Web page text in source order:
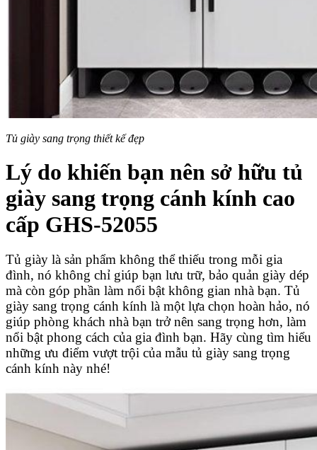
Tủ giày sang trọng thiết kế đẹp
Lý do khiến bạn nên sở hữu tủ
giày sang trọng cánh kính cao
cấp GHS-52055
Tủ giày là sản phẩm không thể thiếu trong mỗi gia
đình, nó không chỉ giúp bạn lưu trữ, bảo quản giày dép
mà còn góp phần làm nổi bật không gian nhà bạn. Tủ
giày sang trọng cánh kính là một lựa chọn hoàn hảo, nó
giúp phòng khách nhà bạn trở nên sang trọng hơn, làm
nổi bật phong cách của gia đình bạn. Hãy cùng tìm hiểu
những ưu điểm vượt trội của mẫu tủ giày sang trọng
cánh kính này nhé!